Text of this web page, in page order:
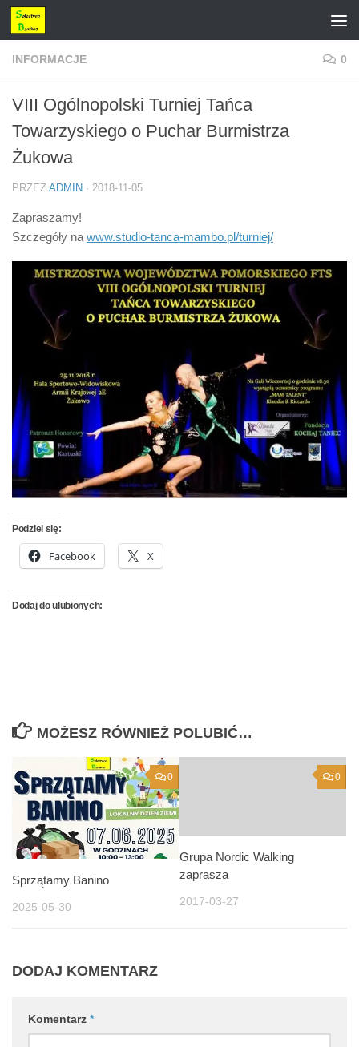
Przejdź do treści
INFORMACJE 0
VIII Ogólnopolski Turniej Tańca
Towarzyskiego o Puchar Burmistrza
Żukowa
PRZEZ ADMIN · 2018-11-05
Zapraszamy!
Szczegóły na www.studio-tanca-mambo.pl/turniej/
Podziel się:
Facebook X
Dodaj do ulubionych:
MOŻESZ RÓWNIEŻ POLUBIĆ…
0
Sprzątamy Banino
2025-05-30
0
Grupa Nordic Walking
zaprasza
2017-03-27
DODAJ KOMENTARZ
Komentarz *